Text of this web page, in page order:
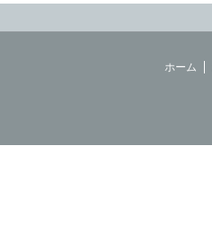
ホーム